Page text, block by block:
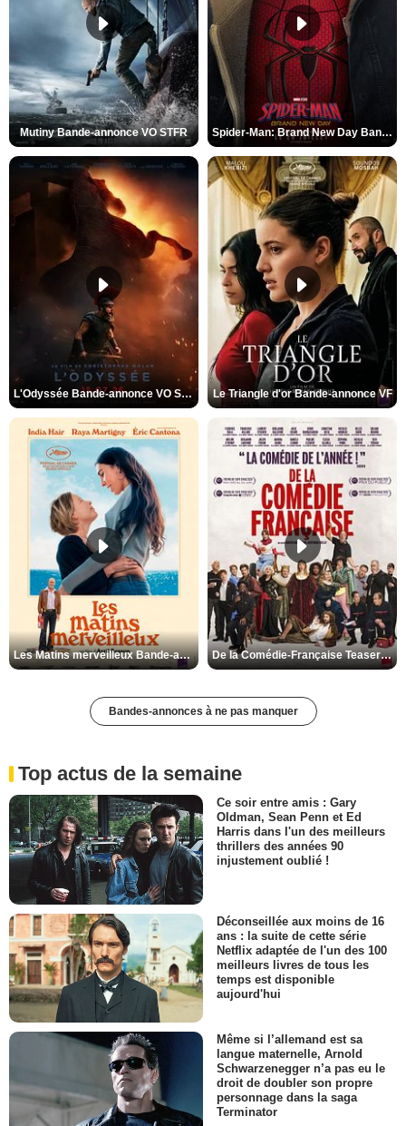
Mutiny Bande-annonce VO STFR Spider-Man: Brand New Day Bande-annonce VO STFR
L'Odyssée Bande-annonce VO STFR Le Triangle d'or Bande-annonce VF
Les Matins merveilleux Bande-annonce VF De la Comédie-Française Teaser VF
Bandes-annonces à ne pas manquer
Top actus de la semaine
Ce soir entre amis : Gary
Oldman, Sean Penn et Ed
Harris dans l'un des meilleurs
thrillers des années 90
injustement oublié !
Déconseillée aux moins de 16
ans : la suite de cette série
Netflix adaptée de l'un des 100
meilleurs livres de tous les
temps est disponible
aujourd'hui
Même si l’allemand est sa
langue maternelle, Arnold
Schwarzenegger n’a pas eu le
droit de doubler son propre
personnage dans la saga
Terminator